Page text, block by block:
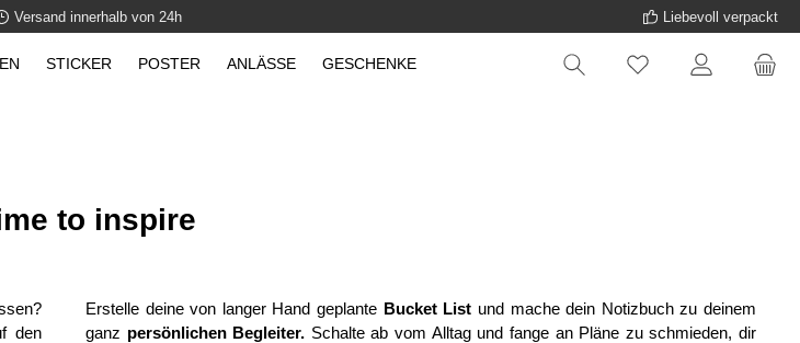
Versand innerhalb von 24h Liebevoll verpackt
STICKER POSTER ANLÄSSE GESCHENKE
to inspire
den
Erstelle deine von langer Hand geplante Bucket List und mache dein Notizbuch zu deinem
ganz persönlichen Begleiter. Schalte ab vom Alltag und fange an Pläne zu schmieden, dir